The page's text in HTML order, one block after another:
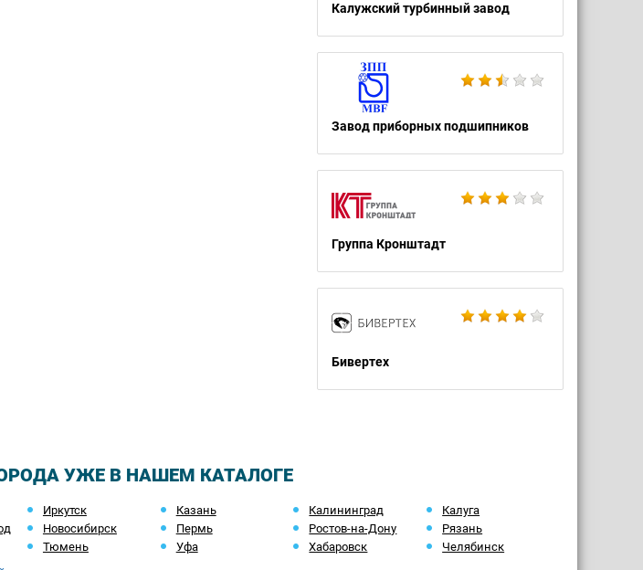
Калужский турбинный завод
Завод приборных подшипников
Группа Кронштадт
Бивертех
УЖЕ В НАШЕМ КАТАЛОГЕ
Иркутск Казань Калининград
Калуга
Новосибирск Пермь Ростов-на-Дону
Рязань
Тюмень Уфа Хабаровск Челябинск